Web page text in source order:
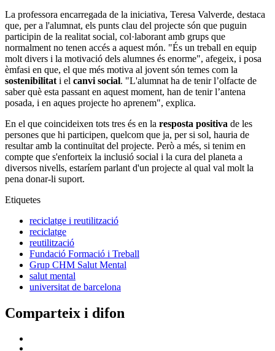
La professora encarregada de la iniciativa, Teresa Valverde, destaca
que, per a l'alumnat, els punts clau del projecte són que puguin
participin de la realitat social, col·laborant amb grups que
normalment no tenen accés a aquest món. "És un treball en equip
molt divers i la motivació dels alumnes és enorme", afegeix, i posa
èmfasi en que, el que més motiva al jovent són temes com la
sostenibilitat i el canvi social. "L'alumnat ha de tenir l’olfacte de
saber què esta passant en aquest moment, han de tenir l’antena
posada, i en aques projecte ho aprenem", explica.
En el que coincideixen tots tres és en la resposta positiva de les
persones que hi participen, quelcom que ja, per si sol, hauria de
resultar amb la continuïtat del projecte. Però a més, si tenim en
compte que s'enforteix la inclusió social i la cura del planeta a
diversos nivells, estaríem parlant d'un projecte al qual val molt la
pena donar-li suport.
Etiquetes
reciclatge i reutilització
reciclatge
reutilització
Fundació Formació i Treball
Grup CHM Salut Mental
salut mental
universitat de barcelona
Comparteix i difon